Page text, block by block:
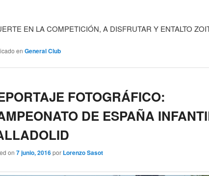
EN LA COMPETICIÓN, A DISFRUTAR Y ENTALTO
en General Club
FOTOGRÁFICO:
DE ESPAÑA
on7 junio, 2016 por Lorenzo Sasot